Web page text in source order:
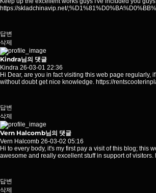
https://skladchinavip.net/
답변
삭제
Kindra님의 댓글
Kindra 26-03-01 22:36
Hi Dear, are you in fact visiting this web page regularly, if
without doubt get nice knowledge. https://
답변
삭제
Vern Halcomb님의 댓글
Vern Halcomb 26-03-02 05:16
Hi to every body, it's my first pay a visit of this blog; this
awesome and really excellent stuff in support of visitors.
답변
삭제